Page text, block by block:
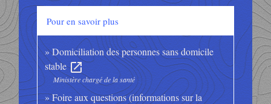
Pour en savoir plus
Domiciliation des personnes sans domicile
stableopen_in_new
Ministère chargé de la santé
Foire aux questions (informations sur la